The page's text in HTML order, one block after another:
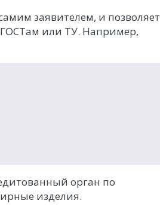
заявителем, и позволяет
ГОСТам или ТУ. Например,
орган по
изделия.